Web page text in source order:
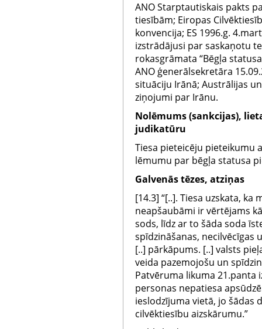
ANO Starptautiskais pakts
tiesībām; Eiropas
konvencija; ES 1996.g.
izstrādājusi par saskaņotu
rokasgrāmata “Bēgļa
ANO ģenerālsekretāra
situāciju Irānā; Austrālijas
ziņojumi par Irānu.
Nolēmums (sankcijas),
judikatūru
Tiesa pieteicēju pieteikumu
lēmumu par bēgļa statusa
Galvenās tēzes, atziņas
[14.3] “[..]. Tiesa uzskata, ka
neapšaubāmi ir vērtējams
sods, līdz ar to šāda soda
spīdzināšanas, necilvēcīgas
[..] pārkāpums. [..] valsts
veida pazemojošu un
Patvēruma likuma 21.panta
personas nepatiesa
ieslodzījuma vietā, jo šādas
cilvēktiesību aizskārumu.”